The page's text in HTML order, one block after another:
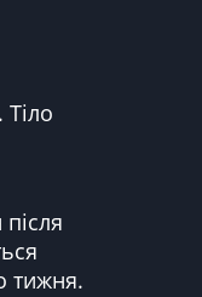
тижня.